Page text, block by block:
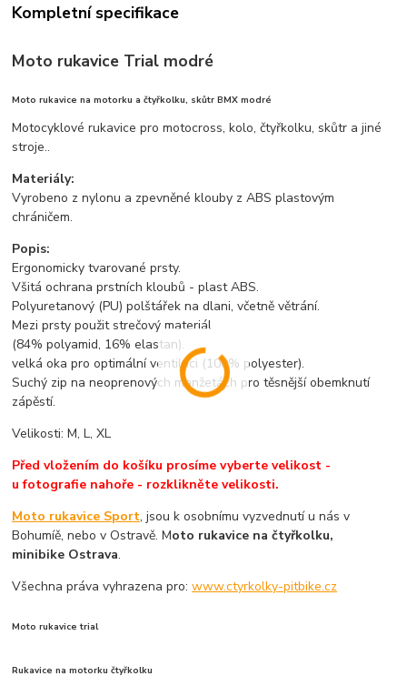
Kompletní specifikace
Moto rukavice Trial modré
Moto rukavice na motorku a čtyřkolku, skůtr BMX modré
Motocyklové rukavice pro motocross, kolo, čtyřkolku, skůtr a jiné
stroje..
Materiály:
Vyrobeno z nylonu a zpevněné klouby z ABS plastovým
chráničem.
Popis:
Ergonomicky tvarované prsty.
Všitá ochrana prstních kloubů - plast ABS.
Polyuretanový (PU) polštářek na dlani, včetně větrání.
Mezi prsty použit strečový materiál
(84% polyamid, 16% elastan).
velká oka pro optimální ventilaci (100% polyester).
Suchý zip na neoprenových manžetách pro těsnější obemknutí
zápěstí.
Velikosti: M, L, XL
Před vložením do košíku prosíme vyberte velikost -
u fotografie nahoře - rozklikněte velikosti.
Moto rukavice Sport, jsou k osobnímu vyzvednutí u nás v
Bohumíě, nebo v Ostravě. Moto rukavice na čtyřkolku,
minibike Ostrava.
Všechna práva vyhrazena pro:www.ctyrkolky-pitbike.cz
Moto rukavice trial
Rukavice na motorku čtyřkolku